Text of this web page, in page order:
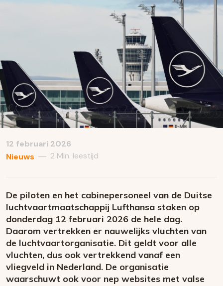
12 februari 2026
Nieuws — 2 Min. leestijd
De piloten en het cabinepersoneel van de Duitse
luchtvaartmaatschappij Lufthansa staken op
donderdag 12 februari 2026 de hele dag.
Daarom vertrekken er nauwelijks vluchten van
de luchtvaartorganisatie. Dit geldt voor alle
vluchten, dus ook vertrekkend vanaf een
vliegveld in Nederland. De organisatie
waarschuwt ook voor nep websites met valse